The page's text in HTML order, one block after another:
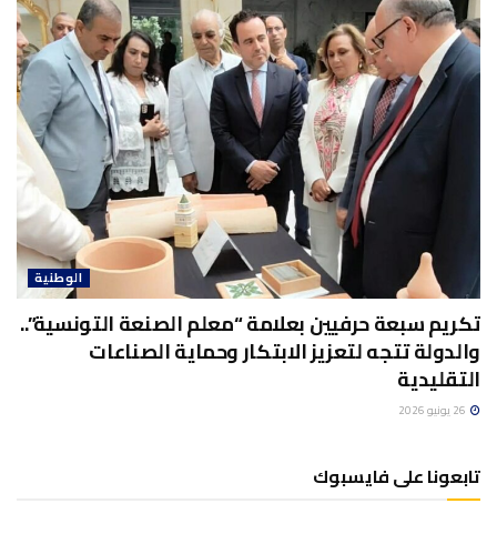
الوطنية
تكريم سبعة حرفيين بعلامة “معلم الصنعة التونسية”..
والدولة تتجه لتعزيز الابتكار وحماية الصناعات
التقليدية
تابعونا على فايسبوك